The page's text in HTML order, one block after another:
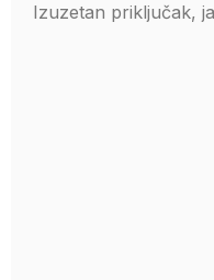
Izuzetan priključak,